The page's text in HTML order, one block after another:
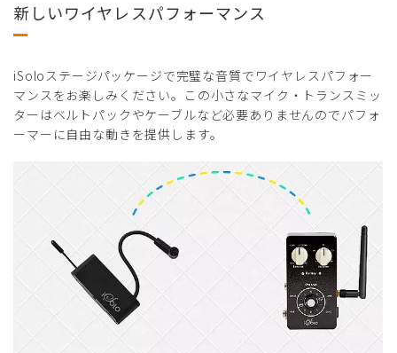
新しいワイヤレスパフォーマンス
iSoloステージパッケージで完璧な音質でワイヤレスパフォー
マンスをお楽しみください。この小さなマイク・トランスミッ
ターはベルトパックやケーブルなど必要ありませんのでパフォ
ーマーに自由な動きを提供します。